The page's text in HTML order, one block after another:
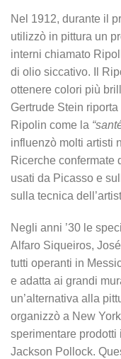
Nel 1912, durante il
utilizzò in pittura un
interni chiamato
di olio siccativo. Il
ottenere colori più
Gertrude Stein
Ripolin come la
influenzò molti artisti
Ricerche confermate
usati da Picasso e
sulla tecnica
Negli anni ’30 le
Alfaro Siqueiros,
tutti operanti in
e adatta ai grandi
un’alternativa alla
organizzò a New
sperimentare prodotti
Jackson Pollock.